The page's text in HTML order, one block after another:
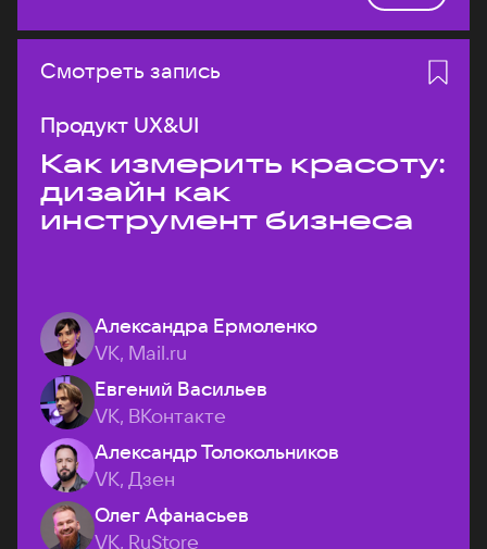
Смотреть запись
Продукт UX&UI
Как измерить красоту:
дизайн как
инструмент бизнеса
Александра Ермоленко
VK, Mail.ru
Евгений Васильев
VK, ВКонтакте
Александр Толокольников
VK, Дзен
Олег Афанасьев
VK, RuStore